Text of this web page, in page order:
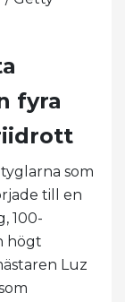
fyra
som
till en
100-
högt
Luz